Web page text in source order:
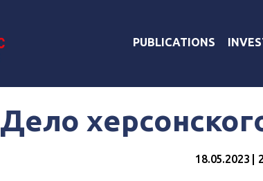
PUBLICATIONS
Дело
18.05.2023 |